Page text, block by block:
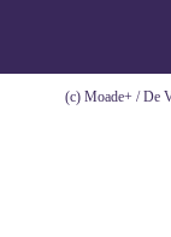
(c) Moade+ / De